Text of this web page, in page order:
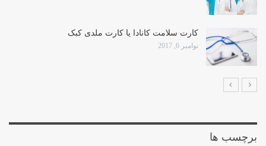
کارت سلامت کانادا یا کارت ملدی کبک
نوامبر 6, 2017
برچسب ها